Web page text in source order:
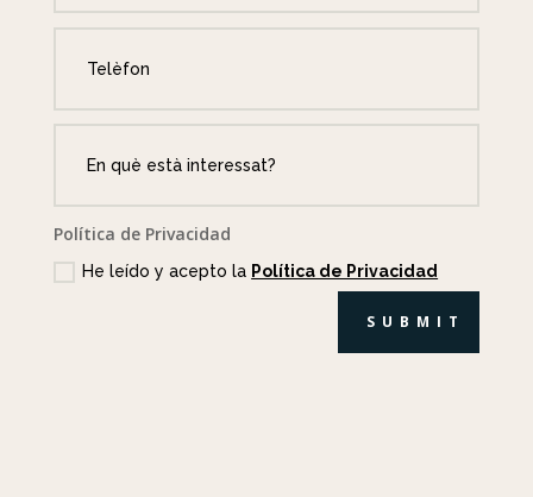
Política de Privacidad
He leído y acepto la Política de Privacidad
SUBMIT